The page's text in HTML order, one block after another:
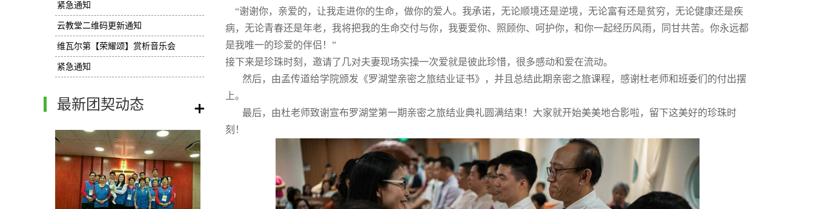
紧急通知
云教堂二维码更新通知
维瓦尔第【荣耀颂】赏析音乐会
紧急通知
最新团契动态
“谢谢你，亲爱的，让我走进你的生命，做你的爱人。我承诺，无论顺境还是逆境，无论富有还是贫穷，无论健康还是疾
病，无论青春还是年老，我将把我的生命交付与你，我要爱你、照顾你、呵护你，和你一起经历风雨，同甘共苦。你永远都
是我唯一的珍爱的伴侣！”
接下来是珍珠时刻，邀请了几对夫妻现场实操一次爱就是彼此珍惜，很多感动和爱在流动。
然后，由孟传道给学院颁发《罗湖堂亲密之旅结业证书》，并且总结此期亲密之旅课程，感谢杜老师和班委们的付出摆
上。
最后，由杜老师致谢宣布罗湖堂第一期亲密之旅结业典礼圆满结束！大家就开始美美地合影啦，留下这美好的珍珠时
刻！